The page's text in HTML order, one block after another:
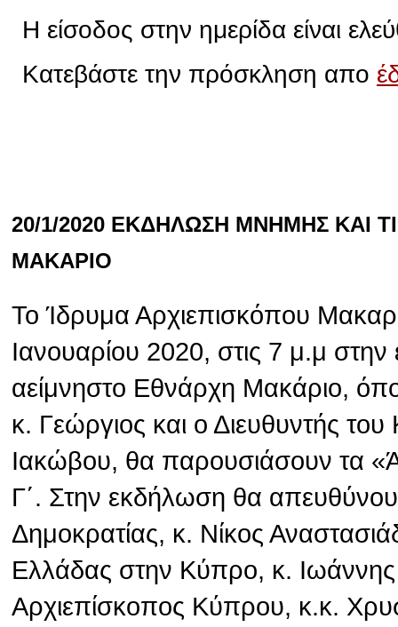
Η είσοδος στην ημερίδα είναι
Κατεβάστε την πρόσκληση απο
20/1/2020 ΕΚΔΗΛΩΣΗ ΜΝΗΜΗΣ ΚΑΙ
ΜΑΚΑΡΙΟ
Το Ίδρυμα Αρχιεπισκόπου
Ιανουαρίου 2020, στις 7 μ.μ
αείμνηστο Εθνάρχη Μακάριο,
κ. Γεώργιος και ο Διευθυντής
Ιακώβου, θα παρουσιάσουν τα
Γ΄. Στην εκδήλωση θα
Δημοκρατίας, κ. Νίκος
Ελλάδας στην Κύπρο, κ.
Αρχιεπίσκοπος Κύπρου, κ.κ.